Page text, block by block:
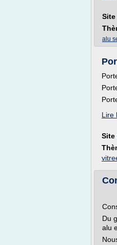
Site
alu
Lire
Site
Du
alu